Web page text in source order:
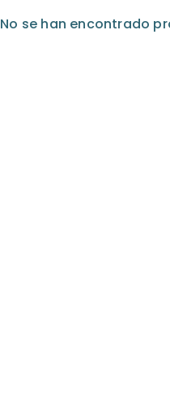
No se han encontrado